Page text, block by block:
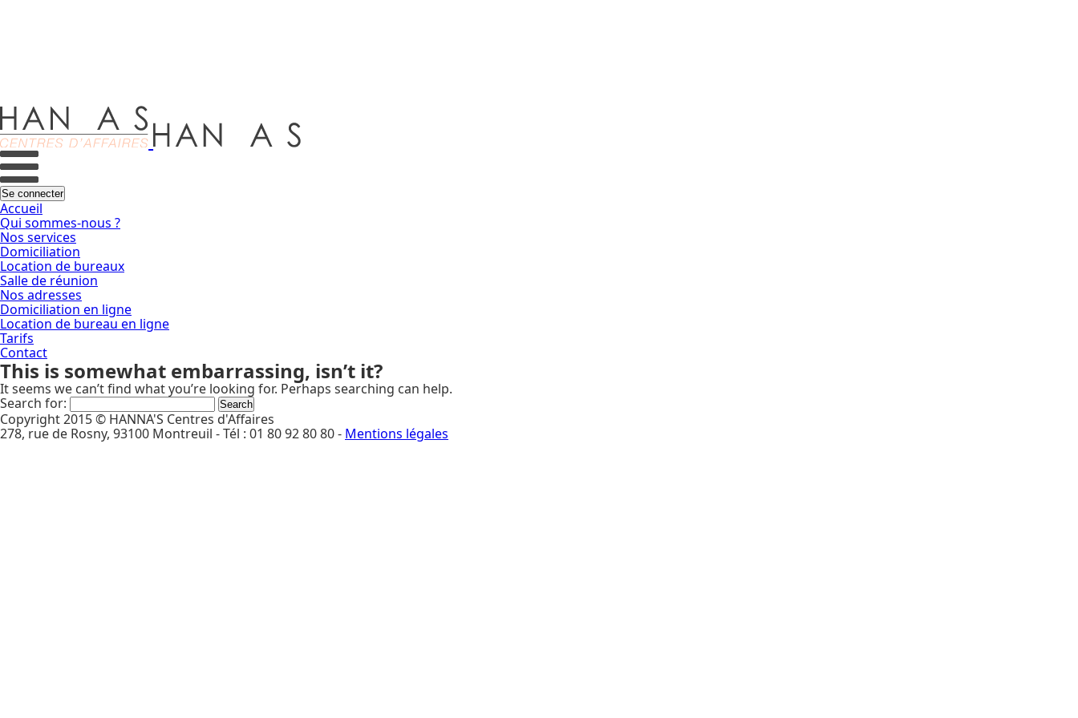
Accueil
Qui sommes-nous ?
Nos services
Domiciliation
Location de bureaux
Salle de réunion
Nos adresses
Domiciliation en ligne
Location de bureau en ligne
Tarifs
Contact
This is somewhat embarrassing, isn’t it?
It seems we can’t find what you’re looking for. Perhaps searching can help.
Search for:
Copyright 2015 © HANNA'S Centres d'Affaires
278, rue de Rosny, 93100 Montreuil - Tél : 01 80 92 80 80 - Mentions légales